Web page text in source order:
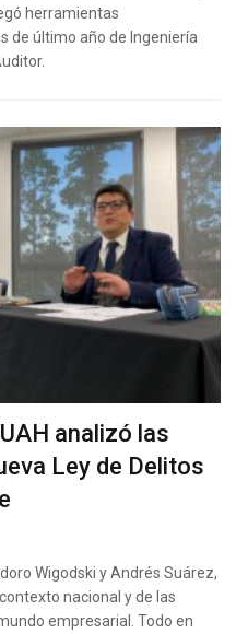
herramientas
de último año de Ingeniería
analizó las
Ley de Delitos
Wigodski y Andrés Suárez,
nacional y de las
empresarial. Todo en